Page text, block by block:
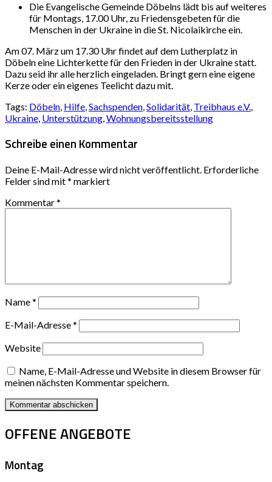
Die Evangelische Gemeinde Döbelns lädt bis auf weiteres
für Montags, 17.00 Uhr, zu Friedensgebeten für die
Menschen in der Ukraine in die St. Nicolaikirche ein.
Am 07. März um 17.30 Uhr findet auf dem Lutherplatz in
Döbeln eine Lichterkette für den Frieden in der Ukraine statt.
Dazu seid ihr alle herzlich eingeladen. Bringt gern eine eigene
Kerze oder ein eigenes Teelicht dazu mit.
Tags: Döbeln, Hilfe,Sachspenden,Solidarität, Treibhaus e.V.,
Ukraine, Unterstützung,Wohnungsbereitsstellung
Schreibe einen Kommentar
Deine E-Mail-Adresse wird nicht veröffentlicht. Erforderliche
Felder sind mit* markiert
Kommentar*
Name*
E-Mail-Adresse*
Website
Name, E-Mail-Adresse und Website in diesem Browser für
meinen nächsten Kommentar speichern.
OFFENE ANGEBOTE
Montag